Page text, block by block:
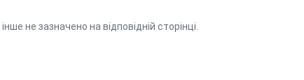
не зазначено на відповідній сторінці.